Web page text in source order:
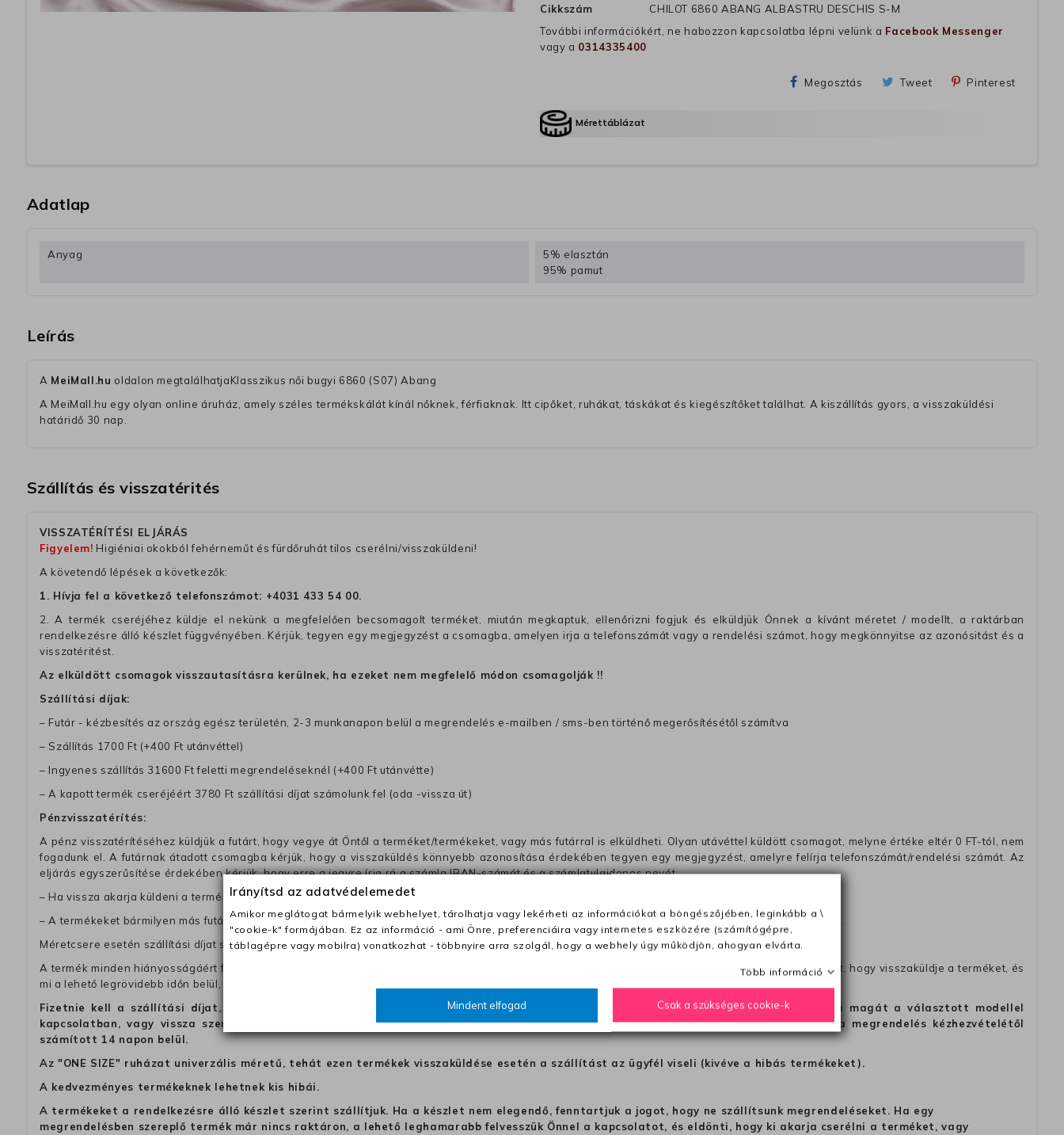
Cikkszám
CHILOT 6860 ABANG ALBASTRU DESCHIS S-M
További információkért, ne habozzon kapcsolatba lépni velünk a Facebook Messenger
vagy a 0314335400
Megosztás Tweet Pinterest
Mérettáblázat
Adatlap
Anyag
5% elasztán
95% pamut
Leírás
A MeiMall.hu oldalon megtalálhatjaKlasszikus női bugyi 6860 (S07) Abang
A MeiMall.hu egy olyan online áruház, amely széles termékskálát kínál nőknek, férfiaknak. Itt cipőket, ruhákat, táskákat és kiegészítőket találhat. A kiszállítás gyors, a visszaküldési
határidő 30 nap.
Szállítás és visszatérités
VISSZATÉRÍTÉSI ELJÁRÁS
Figyelem! Higiéniai okokból fehérneműt és fürdőruhát tilos cserélni/visszaküldeni!
A követendő lépések a következők:
1. Hívja fel a következő telefonszámot: +4031 433 54 00.
2. A termék cseréjéhez küldje el nekünk a megfelelően becsomagolt terméket, miután megkaptuk, ellenőrizni fogjuk és elküldjük Önnek a kívánt méretet / modellt, a raktárban
rendelkezésre álló készlet függvényében. Kérjük, tegyen egy megjegyzést a csomagba, amelyen irja a telefonszámát vagy a rendelési számot, hogy megkönnyitse az azonósitást és a
visszatéritést.
Az elküldött csomagok visszautasításra kerülnek, ha ezeket nem megfelelő módon csomagolják !!
Szállítási díjak:
– Futár - kézbesítés az ország egész területén, 2-3 munkanapon belül a megrendelés e-mailben / sms-ben történő megerősítésétől számítva
– Szállítás 1700 Ft (+400 Ft utánvéttel)
– Ingyenes szállítás 31600 Ft feletti megrendeléseknél (+400 Ft utánvétte)
– A kapott termék cseréjéért 3780 Ft szállítási díjat számolunk fel (oda -vissza út)
Pénzvisszatérítés:
A pénz visszatérítéséhez küldjük a futárt, hogy vegye át Öntől a terméket/termékeket, vagy más futárral is elküldheti. Olyan utávéttel küldött csomagot, melyne értéke eltér 0 FT-tól, nem
fogadunk el. A futárnak átadott csomagba kérjük, hogy a visszaküldés könnyebb azonosítása érdekében tegyen egy megjegyzést, amelyre felírja telefonszámát/rendelési számát. Az
eljárás egyszerűsítése érdekében kérjük, hogy erre a jegyre írja rá a számla IBAN-számát és a számlatulajdonos nevét.
– Ha vissza akarja küldeni a termékeket a futárunkkal, a díj 2290 Ft, amelyet hozzáadunk a visszatérítő számlához.
– A termékeket bármilyen más futárral visszajuttathatja. Ebben az esetben a szállítási díjat előre meg kell fizetnie a futárnak (amikor a terméket átadja).
Méretcsere esetén szállítási díjat számitunk fel, ha nem a mi hibánk volt (ha a termék mérete nem felel meg a méret útmutatónak).
A termék minden hiányosságáért felelünk. Ha valamilyen okból a terméket nem kapják meg tökéletes állapotban, akkor vegye fel velünk a kapcsolatot, hogy visszaküldje a terméket, és
mi a lehető legrövidebb időn belül, további költségek nélkül elküldjük Önnek.
Fizetnie kell a szállítási díjat, ha azt szeretné, hogy a terméket egy másik modellel cseréljük ki, azon az alapon, hogy meggondolta magát a választott modellel
kapcsolatban, vagy vissza szeretné küldeni a terméket, hogy visszatérítsük a pénztét. Választhat visszatérítést is, de legkésőbb a megrendelés kézhezvételétől
számított 14 napon belül.
Az "ONE SIZE" ruházat univerzális méretű, tehát ezen termékek visszaküldése esetén a szállítást az ügyfél viseli (kivéve a hibás termékeket).
A kedvezményes termékeknek lehetnek kis hibái.
A termékeket a rendelkezésre álló készlet szerint szállítjuk. Ha a készlet nem elegendő, fenntartjuk a jogot, hogy ne szállítsunk megrendeléseket. Ha egy
megrendelésben szereplő termék már nincs raktáron, a lehető leghamarabb felvesszük Önnel a kapcsolatot, és eldönti, hogy ki akarja cserélni a terméket, vagy
Irányítsd az adatvédelemedet
Amikor meglátogat bármelyik webhelyet, tárolhatja vagy lekérheti az információkat a böngészőjében, leginkább a \
"cookie-k" formájában. Ez az információ - ami Önre, preferenciáira vagy internetes eszközére (számítógépre,
táblagépre vagy mobilra) vonatkozhat - többnyire arra szolgál, hogy a webhely úgy működjön, ahogyan elvárta.
Több információ
Mindent elfogad Csak a szükséges cookie-k